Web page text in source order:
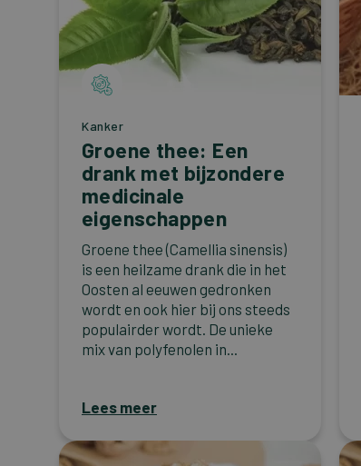
Kanker
Groene thee: Een
drank met bijzondere
medicinale
eigenschappen
Groene thee (Camellia sinensis)
is een heilzame drank die in het
Oosten al eeuwen gedronken
wordt en ook hier bij ons steeds
populairder wordt. De unieke
mix van polyfenolen in...
Lees meer